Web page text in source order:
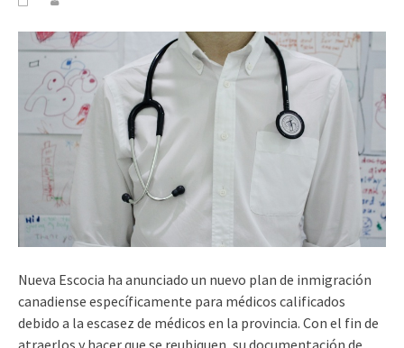
Nueva Escocia ha anunciado un nuevo plan de inmigración
canadiense específicamente para médicos calificados
debido a la escasez de médicos en la provincia. Con el fin de
atraerlos y hacer que se reubiquen, su documentación de